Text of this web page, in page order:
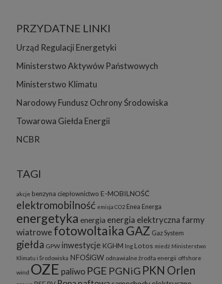
PRZYDATNE LINKI
Urząd Regulacji Energetyki
Ministerstwo Aktywów Państwowych
Ministerstwo Klimatu
Narodowy Fundusz Ochrony Środowiska
Towarowa Giełda Energii
NCBR
TAGI
akcje benzyna ciepłownictwo E-MOBILNOŚĆ
elektromobilność emisja CO2 Enea Energa
energetyka energia energia elektrycznafarmy
wiatrowefotowoltaika GAZ Gaz System
giełda GPW inwestycje KGHM lng Lotos miedź Ministerstwo
Klimatu i Środowiska NFOŚiGW odnawialne żrodła energii offshore
wind OZE paliwo PGE PGNiG PKN Orlen